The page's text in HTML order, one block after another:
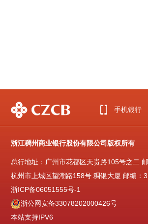
手机银行
浙江稠州商业银行股份有限公司版权所有
总行地址：广州市花都区天贵路105号之二
杭州市上城区望潮路158号 稠银大厦 邮编：
浙ICP备06051555号-1
浙公网安备33078202000426号
本站支持IPV6